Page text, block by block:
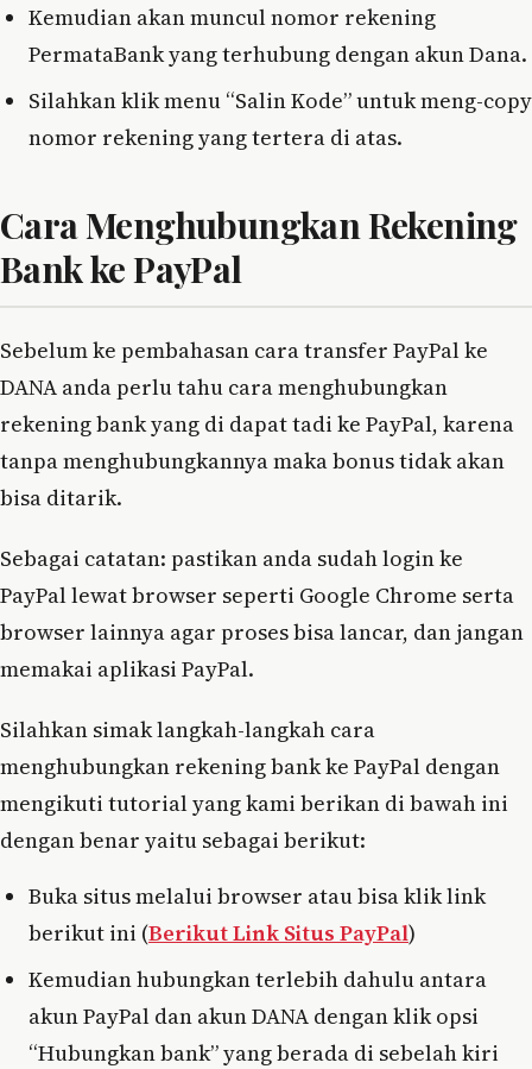
Kemudian akan muncul nomor rekening
PermataBank yang terhubung dengan akun Dana.
Silahkan klik menu “Salin Kode” untuk meng-copy
nomor rekening yang tertera di atas.
Cara Menghubungkan Rekening
Bank ke PayPal
Sebelum ke pembahasan cara transfer PayPal ke
DANA anda perlu tahu cara menghubungkan
rekening bank yang di dapat tadi ke PayPal, karena
tanpa menghubungkannya maka bonus tidak akan
bisa ditarik.
Sebagai catatan: pastikan anda sudah login ke
PayPal lewat browser seperti Google Chrome serta
browser lainnya agar proses bisa lancar, dan jangan
memakai aplikasi PayPal.
Silahkan simak langkah-langkah cara
menghubungkan rekening bank ke PayPal dengan
mengikuti tutorial yang kami berikan di bawah ini
dengan benar yaitu sebagai berikut:
Buka situs melalui browser atau bisa klik link
berikut ini (Berikut Link Situs PayPal)
Kemudian hubungkan terlebih dahulu antara
akun PayPal dan akun DANA dengan klik opsi
“Hubungkan bank” yang berada di sebelah kiri